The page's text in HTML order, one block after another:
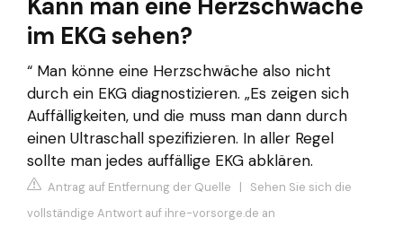
Kann man eine Herzschwäche
im EKG sehen?
“ Man könne eine Herzschwäche also nicht
durch ein EKG diagnostizieren. „Es zeigen sich
Auffälligkeiten, und die muss man dann durch
einen Ultraschall spezifizieren. In aller Regel
sollte man jedes auffällige EKG abklären.
Antrag auf Entfernung der Quelle | Sehen Sie sich die
vollständige Antwort auf ihre-vorsorge.de an